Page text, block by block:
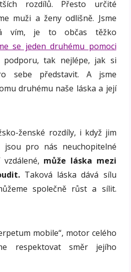
rozdílů. Přesto určité
muži a ženy odlišně. Jsme
vím, je to občas těžko
se jeden druhému pomoci
tak nejlépe, jak si
sebe představit. A jsme
druhému naše láska a její
ženské rozdíly, i když jim
jsou pro nás neuchopitelné
může láska mezi
Taková láska dává sílu
společně růst a sílit.
mobile“, motor celého
respektovat směr jejího